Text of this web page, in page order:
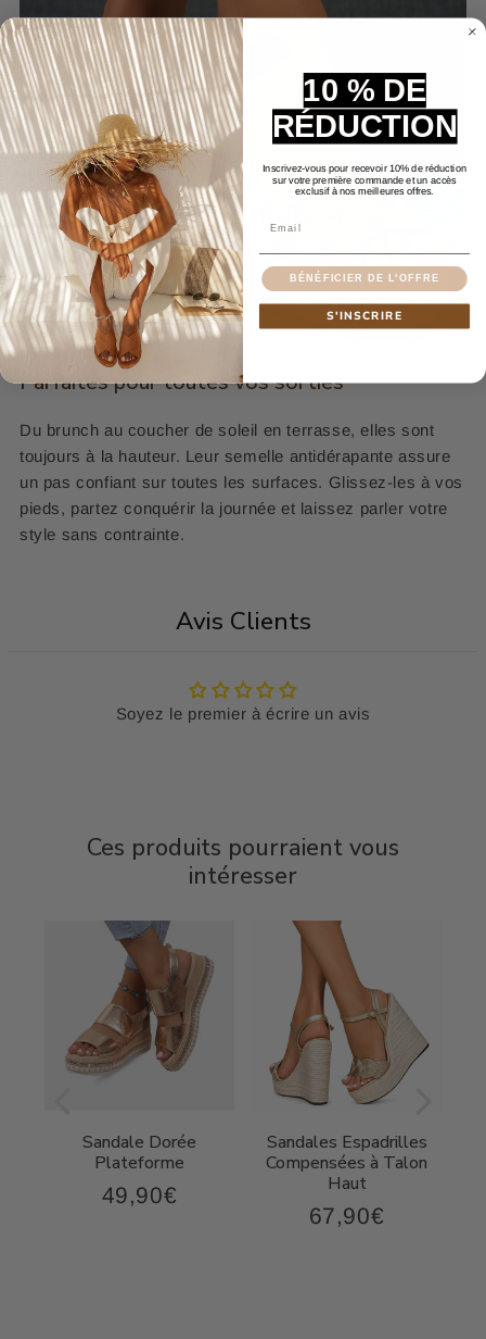
Parfaites pour toutes vos sorties
Du brunch au coucher de soleil en terrasse, elles sont
toujours à la hauteur. Leur semelle antidérapante assure
un pas confiant sur toutes les surfaces. Glissez-les à vos
pieds, partez conquérir la journée et laissez parler votre
style sans contrainte.
Avis Clients
Soyez le premier à écrire un avis
Ces produits pourraient vous
intéresser
Sandale Dorée
Plateforme
Prix
49,90€
Sandales Espadrilles
Compensées à Talon
Haut
Prix
67,90€
10 % DE
RÉDUCTION
Inscrivez-vous pour recevoir 10% de réduction
sur votre première commande et un accès
exclusif à nos meilleures offres.
BÉNÉFICIER DE L'OFFRE
S'INSCRIRE